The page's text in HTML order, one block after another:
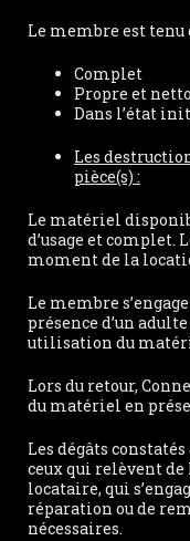
Le membre est
Complet
Propre et
Dans l’état
Les
pièce(s) :
Le matériel
d’usage et complet.
moment de la
Le membre
présence d’un
utilisation du
Lors du retour,
du matériel en
Les dégâts
ceux qui relèvent de
locataire, qui
réparation ou de
nécessaires.